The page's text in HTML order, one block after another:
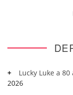
Lucky Luke a
2026